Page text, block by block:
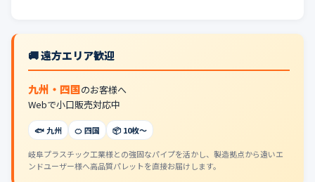
🚚 遠方エリア歓迎
九州・四国のお客様へ
Webで小口販売対応中
🐟 九州 🍊 四国 📦 10枚〜
岐阜プラスチック工業様との強固なパイプを活かし、製造拠点から遠いエ
ンドユーザー様へ高品質パレットを直接お届けします。